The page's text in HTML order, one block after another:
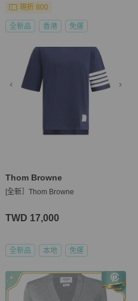
現折 800
全新品 香港 免運
Thom Browne
[全新］Thom Browne
TWD 17,000
全新品 本地 免運